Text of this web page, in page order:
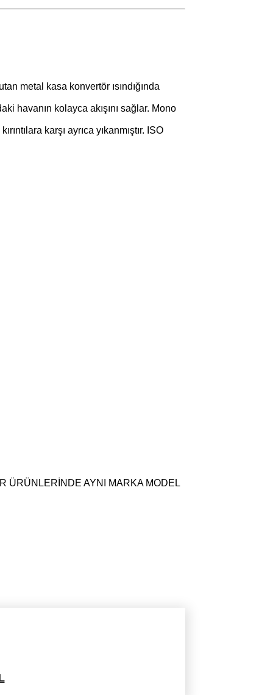
metal kasa konvertör ısındığında
havanın kolayca akışını sağlar. Mono
karşı ayrıca yıkanmıştır. ISO
ÜRÜNLERİNDE AYNI MARKA MODEL